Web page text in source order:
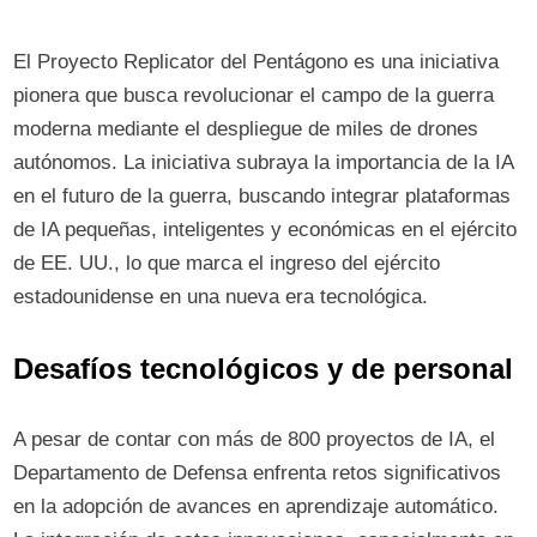
El Proyecto Replicator del Pentágono es una iniciativa
pionera que busca revolucionar el campo de la guerra
moderna mediante el despliegue de miles de drones
autónomos. La iniciativa subraya la importancia de la IA
en el futuro de la guerra, buscando integrar plataformas
de IA pequeñas, inteligentes y económicas en el ejército
de EE. UU., lo que marca el ingreso del ejército
estadounidense en una nueva era tecnológica.
Desafíos tecnológicos y de personal
A pesar de contar con más de 800 proyectos de IA, el
Departamento de Defensa enfrenta retos significativos
en la adopción de avances en aprendizaje automático.